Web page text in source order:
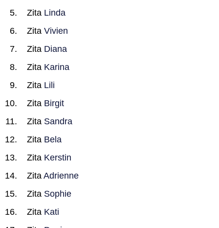
Zita Linda
Zita Vivien
Zita Diana
Zita Karina
Zita Lili
Zita Birgit
Zita Sandra
Zita Bela
Zita Kerstin
Zita Adrienne
Zita Sophie
Zita Kati